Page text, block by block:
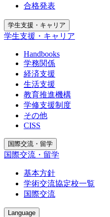
合格発表
学生支援・キャリア
学生支援・キャリア
Handbooks
学務関係
経済支援
生活支援
教育推進機構
学修支援制度
その他
CISS
国際交流・留学
国際交流・留学
基本方針
学術交流協定校一覧
国際交流
Language